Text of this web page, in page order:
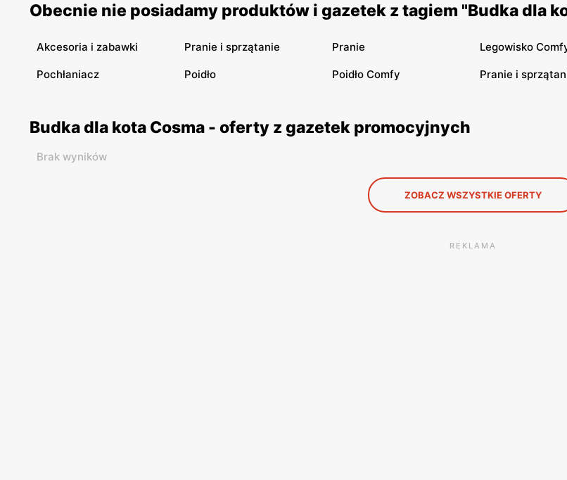
Obecnie nie posiadamy produktów i gazetek z tagiem "Budka dla
Akcesoria i zabawki Pranie i sprzątanie Pranie Legowisko
Pochłaniacz Poidło Poidło Comfy Pranie i
Budka dla kota Cosma - oferty z gazetek promocyjnych
Brak wyników
ZOBACZ WSZYSTKIE OFERTY
REKLAMA